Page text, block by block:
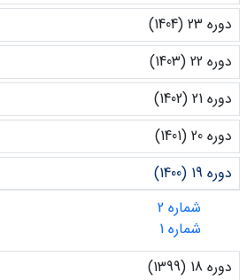
دوره 23 (1404)
دوره 22 (1403)
دوره 21 (1402)
دوره 20 (1401)
دوره 19 (1400)
شماره 2
شماره 1
دوره 18 (1399)